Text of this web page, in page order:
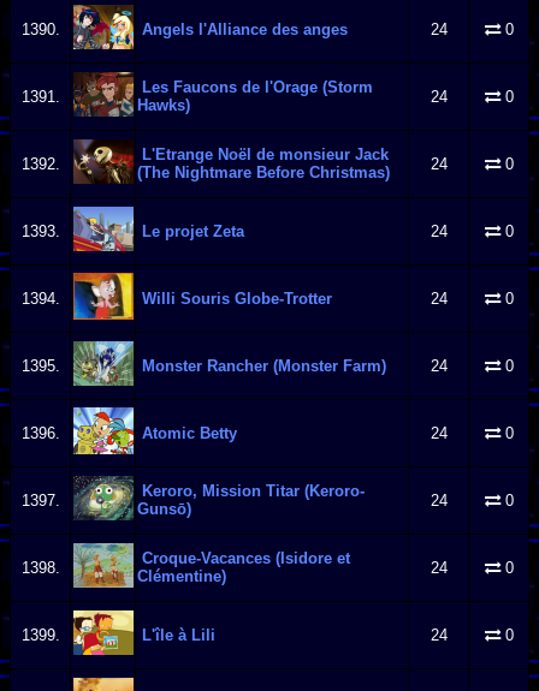
1390. Angels l'Alliance des anges 24 0
1391.
Les Faucons de l'Orage (Storm
Hawks)
24 0
1392.
L'Etrange Noël de monsieur Jack
(The Nightmare Before Christmas)
24 0
1393. Le projet Zeta 24 0
1394. Willi Souris Globe-Trotter 24 0
1395. Monster Rancher (Monster Farm) 24 0
1396. Atomic Betty 24 0
1397.
Keroro, Mission Titar (Keroro-
Gunsō)
24 0
1398.
Croque-Vacances (Isidore et
Clémentine)
24 0
1399. L'île à Lili 24 0